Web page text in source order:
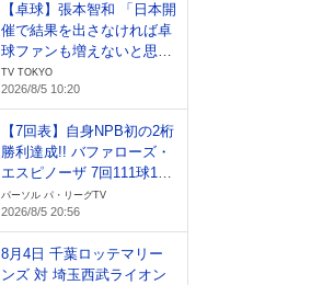
【卓球】張本智和 「日本開
催で結果を出さなければ卓
球ファンも増えないと思
う。全てを賭ける気持ちで
頑張りたい」｜WTTチャン
ピオンズ横浜2026
TV TOKYO
2026/8/5 10:20
【7回表】自身NPB初の2桁
勝利達成!! バファローズ・
エスピノーザ 7回111球1失
点の好投!! 2026年8月5日
オリックス・バファローズ
対 東北楽天ゴールデンイー
グルス
パーソル パ・リーグTV
2026/8/5 20:56
8月4日 千葉ロッテマリー
ンズ 対 埼玉西武ライオン